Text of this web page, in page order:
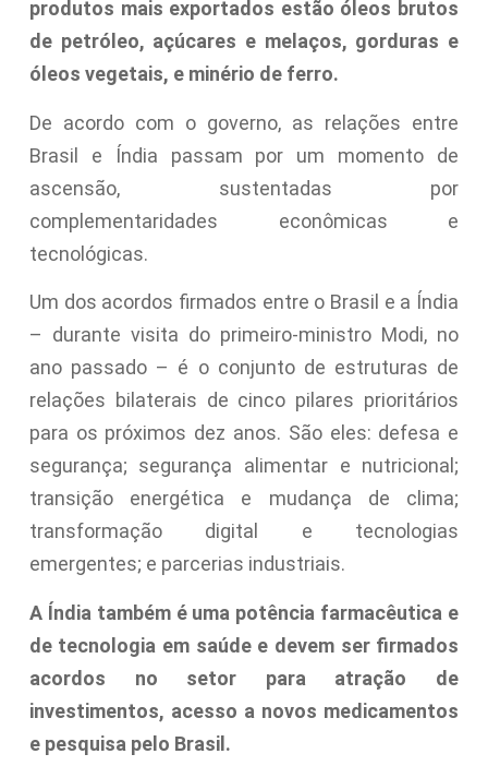
produtos mais exportados estão óleos brutos
de petróleo, açúcares e melaços, gorduras e
óleos vegetais, e minério de ferro.
De acordo com o governo, as relações entre
Brasil e Índia passam por um momento de
ascensão, sustentadas por
complementaridades econômicas e
tecnológicas.
Um dos acordos firmados entre o Brasil e a Índia
– durante visita do primeiro-ministro Modi, no
ano passado – é o conjunto de estruturas de
relações bilaterais de cinco pilares prioritários
para os próximos dez anos. São eles: defesa e
segurança; segurança alimentar e nutricional;
transição energética e mudança de clima;
transformação digital e tecnologias
emergentes; e parcerias industriais.
A Índia também é uma potência farmacêutica e
de tecnologia em saúde e devem ser firmados
acordos no setor para atração de
investimentos, acesso a novos medicamentos
e pesquisa pelo Brasil.